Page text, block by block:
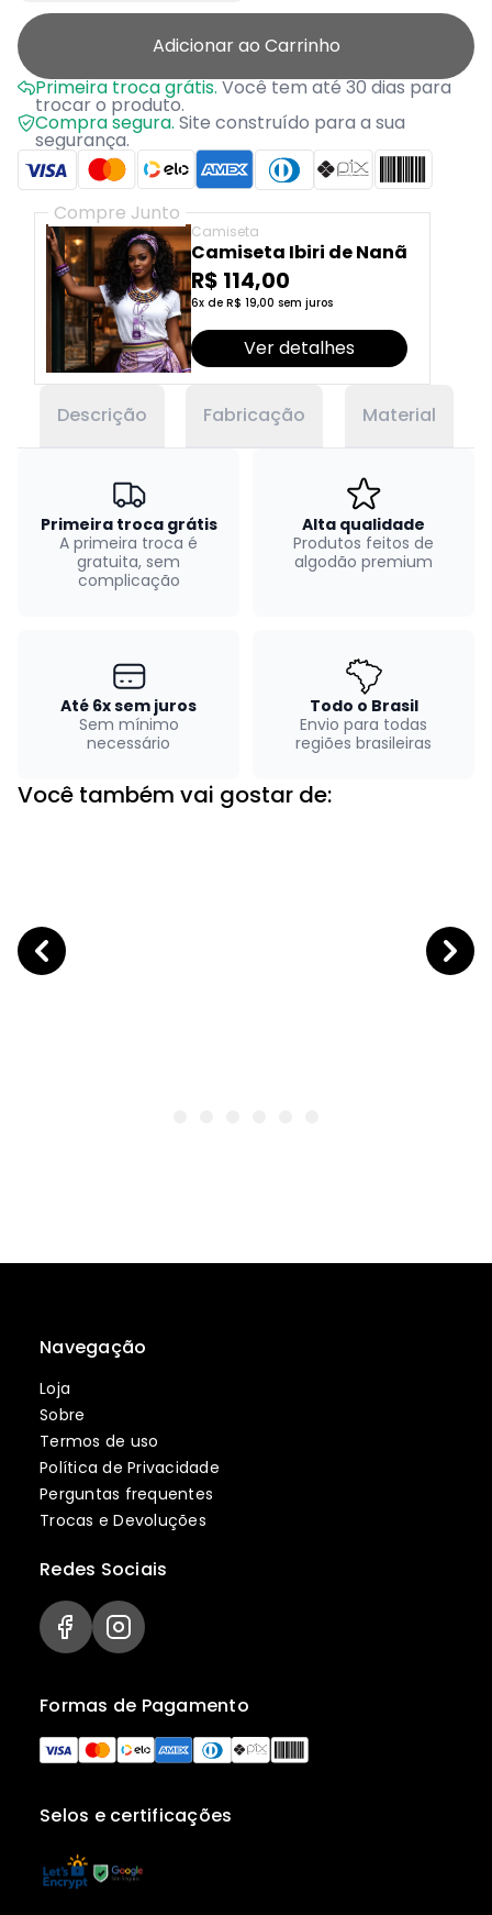
Adicionar ao Carrinho
Primeira troca grátis.Você tem até 30 dias para
trocar o produto.
Compra segura. Site construído para a sua
segurança.
Compre Junto
Camiseta
Camiseta Ibiri de Nanã
R$ 114,00
6x de R$ 19,00 sem juros
Ver detalhes
Descrição Fabricação Material
Primeira troca grátis
A primeira troca é
gratuita, sem
complicação
Alta qualidade
Produtos feitos de
algodão premium
Até 6x sem juros
Sem mínimo
necessário
Todo o Brasil
Envio para todas
regiões brasileiras
Você também vai gostar de:
Navegação
Loja
Sobre
Termos de uso
Política de Privacidade
Perguntas frequentes
Trocas e Devoluções
Selos e certificações
Formas de Pagamento
Redes Sociais